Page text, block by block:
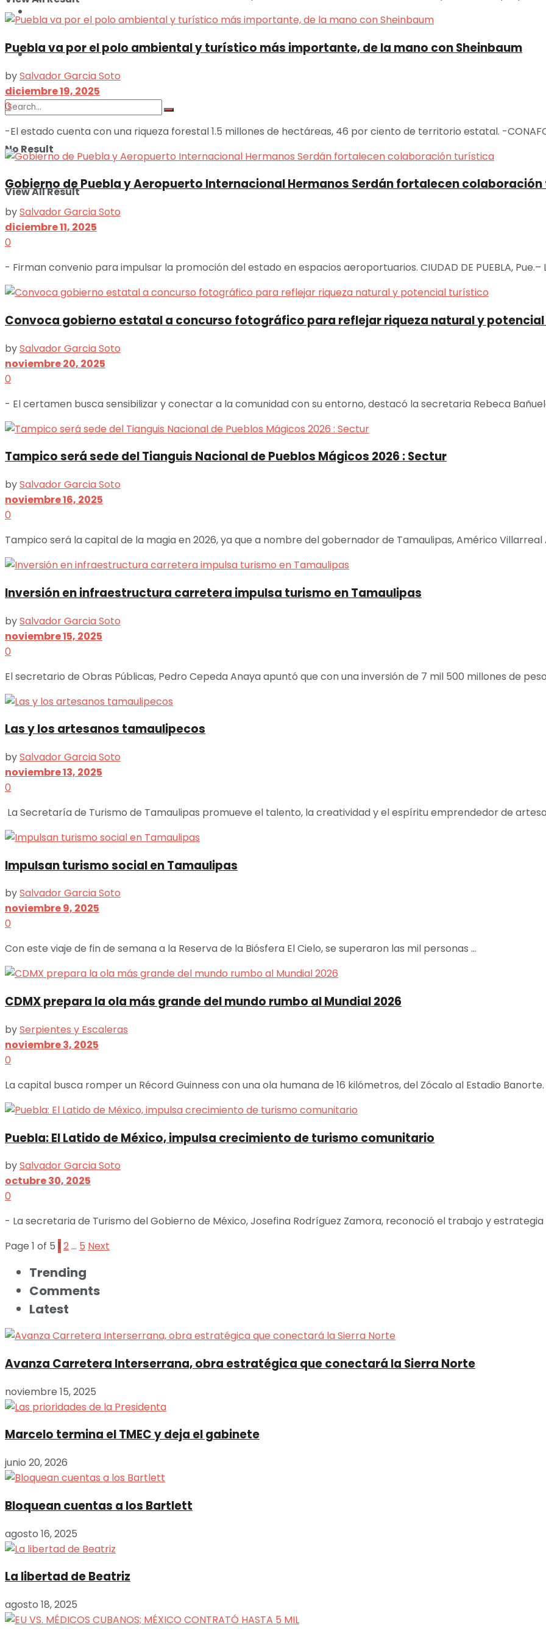
DEPORTES
No Result
View All Result
Puebla va por el polo ambiental y turístico más importante, de la mano con Sheinbaum
bySalvador Garcia Soto
diciembre 19, 2025
0
-El estado cuenta con una riqueza forestal 1.5 millones de hectáreas, 46 por ciento de territorio estatal. -
Gobierno de Puebla y Aeropuerto Internacional Hermanos Serdán fortalecen
bySalvador Garcia Soto
diciembre 11, 2025
0
- Firman convenio para impulsar la promoción del estado en espacios aeroportuarios. CIUDAD DE PUEBLA,
Convoca gobierno estatal a concurso fotográfico para reflejar riqueza natural y
bySalvador Garcia Soto
noviembre 20, 2025
0
- El certamen busca sensibilizar y conectar a la comunidad con su entorno, destacó la secretaria Rebeca
Tampico será sede del Tianguis Nacional de Pueblos Mágicos 2026 : Sectur
bySalvador Garcia Soto
noviembre 16, 2025
0
Tampico será la capital de la magia en 2026, ya que a nombre del gobernador de Tamaulipas, Américo Villarreal
Inversión en infraestructura carretera impulsa turismo en Tamaulipas
bySalvador Garcia Soto
noviembre 15, 2025
0
El secretario de Obras Públicas, Pedro Cepeda Anaya apuntó que con una inversión de 7 mil 500 millones de
Las y los artesanos tamaulipecos
bySalvador Garcia Soto
noviembre 13, 2025
0
La Secretaría de Turismo de Tamaulipas promueve el talento, la creatividad y el espíritu emprendedor de
Impulsan turismo social en Tamaulipas
bySalvador Garcia Soto
noviembre 9, 2025
0
Con este viaje de fin de semana a la Reserva de la Biósfera El Cielo, se superaron las mil personas ...
CDMX prepara la ola más grande del mundo rumbo al Mundial 2026
bySerpientes y Escaleras
noviembre 3, 2025
0
La capital busca romper un Récord Guinness con una ola humana de 16 kilómetros, del Zócalo al Estadio Banorte.
Puebla: El Latido de México, impulsa crecimiento de turismo comunitario
bySalvador Garcia Soto
octubre 30, 2025
0
- La secretaria de Turismo del Gobierno de México, Josefina Rodríguez Zamora, reconoció el trabajo y estrategia
Page 1 of 5 1 2… 5 Next
Trending
Comments
Latest
Avanza Carretera Interserrana, obra estratégica que conectará la Sierra Norte
noviembre 15, 2025
Marcelo termina el TMEC y deja el gabinete
junio 20, 2026
Bloquean cuentas a los Bartlett
agosto 16, 2025
La libertad de Beatriz
agosto 18, 2025